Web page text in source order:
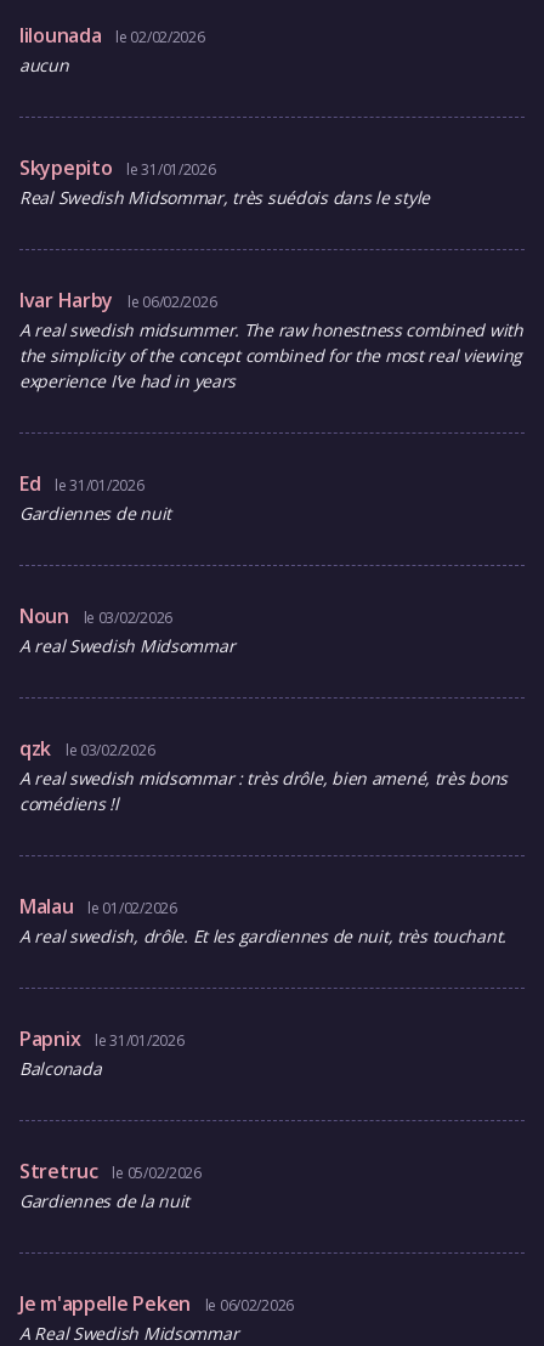
lilounada le 02/02/2026
aucun
Skypepito le 31/01/2026
Real Swedish Midsommar, très suédois dans le style
Ivar Harby le 06/02/2026
A real swedish midsummer. The raw honestness combined with
the simplicity of the concept combined for the most real viewing
experience I’ve had in years
Ed le 31/01/2026
Gardiennes de nuit
Noun le 03/02/2026
A real Swedish Midsommar
qzk le 03/02/2026
A real swedish midsommar : très drôle, bien amené, très bons
comédiens !l
Malau le 01/02/2026
A real swedish, drôle. Et les gardiennes de nuit, très touchant.
Papnix le 31/01/2026
Balconada
Stretruc le 05/02/2026
Gardiennes de la nuit
Je m'appelle Peken le 06/02/2026
A Real Swedish Midsommar